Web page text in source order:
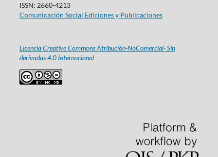
ISSN: 2660-4213
Comunicación Social Ediciones y Publicaciones
Licencia Creative Commons Atribución-NoComercial- Sin
derivadas 4.0 Internacional